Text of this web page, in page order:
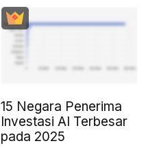
15 Negara Penerima
Investasi AI Terbesar
pada 2025